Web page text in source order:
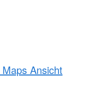
Ansicht